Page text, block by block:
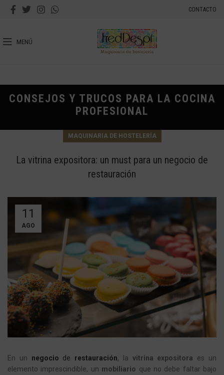
CONTACTO
MENÚ
CONSEJOS Y TRUCOS PARA LA COCINA
PROFESIONAL
MAQUINARIA DE HOSTELERÍA
La vitrina expositora: un must para un negocio de
restauración
11
AGO
En un negocio de restauración, la vitrina expositora es un
elemento imprescindible, un mobiliario que no debe faltar bajo